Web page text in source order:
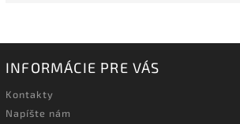
INFORMÁCIE PRE VÁS
Kontakty
Napíšte nám